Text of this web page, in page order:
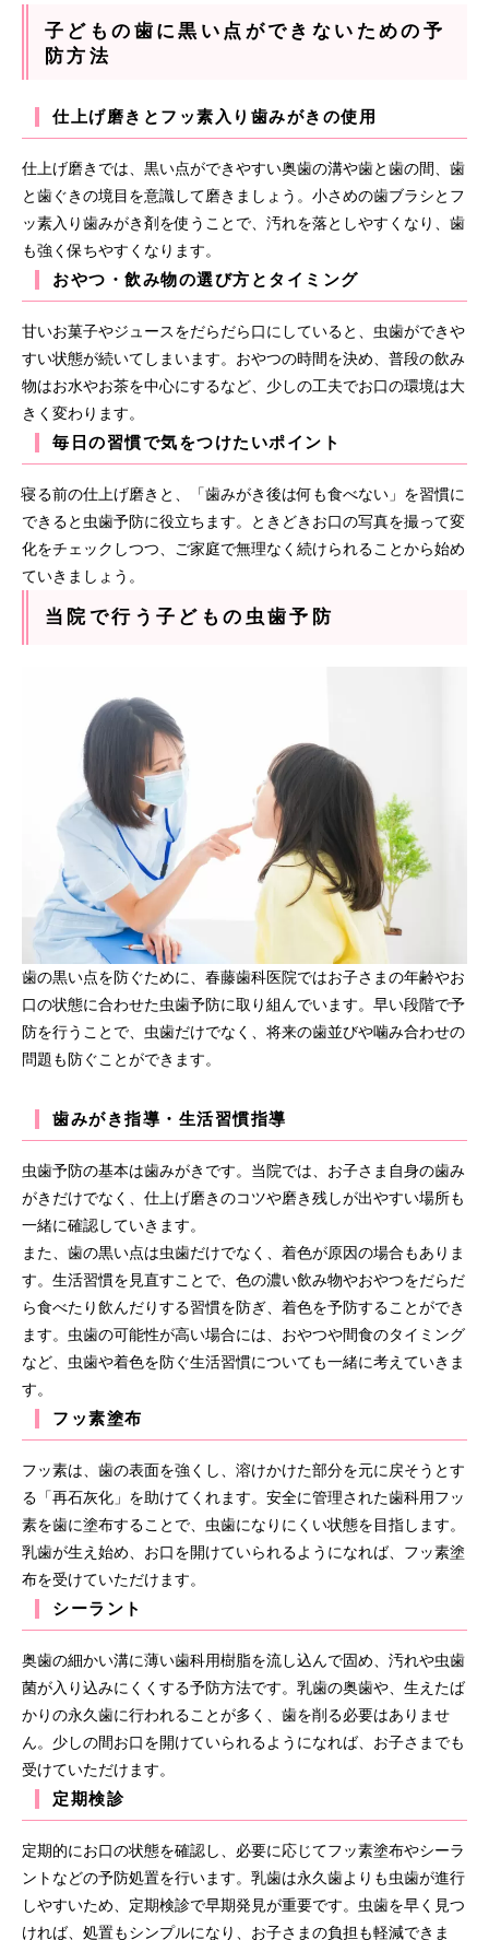
子どもの歯に黒い点ができないための予
防方法
仕上げ磨きとフッ素入り歯みがきの使用
仕上げ磨きでは、黒い点ができやすい奥歯の溝や歯と歯の間、歯
と歯ぐきの境目を意識して磨きましょう。小さめの歯ブラシとフ
ッ素入り歯みがき剤を使うことで、汚れを落としやすくなり、歯
も強く保ちやすくなります。
おやつ・飲み物の選び方とタイミング
甘いお菓子やジュースをだらだら口にしていると、虫歯ができや
すい状態が続いてしまいます。おやつの時間を決め、普段の飲み
物はお水やお茶を中心にするなど、少しの工夫でお口の環境は大
きく変わります。
毎日の習慣で気をつけたいポイント
寝る前の仕上げ磨きと、「歯みがき後は何も食べない」を習慣に
できると虫歯予防に役立ちます。ときどきお口の写真を撮って変
化をチェックしつつ、ご家庭で無理なく続けられることから始め
ていきましょう。
当院で行う子どもの虫歯予防
歯の黒い点を防ぐために、春藤歯科医院ではお子さまの年齢やお
口の状態に合わせた虫歯予防に取り組んでいます。早い段階で予
防を行うことで、虫歯だけでなく、将来の歯並びや噛み合わせの
問題も防ぐことができます。
歯みがき指導・生活習慣指導
虫歯予防の基本は歯みがきです。当院では、お子さま自身の歯み
がきだけでなく、仕上げ磨きのコツや磨き残しが出やすい場所も
一緒に確認していきます。
また、歯の黒い点は虫歯だけでなく、着色が原因の場合もありま
す。生活習慣を見直すことで、色の濃い飲み物やおやつをだらだ
ら食べたり飲んだりする習慣を防ぎ、着色を予防することができ
ます。虫歯の可能性が高い場合には、おやつや間食のタイミング
など、虫歯や着色を防ぐ生活習慣についても一緒に考えていきま
す。
フッ素塗布
フッ素は、歯の表面を強くし、溶けかけた部分を元に戻そうとす
る「再石灰化」を助けてくれます。安全に管理された歯科用フッ
素を歯に塗布することで、虫歯になりにくい状態を目指します。
乳歯が生え始め、お口を開けていられるようになれば、フッ素塗
布を受けていただけます。
シーラント
奥歯の細かい溝に薄い歯科用樹脂を流し込んで固め、汚れや虫歯
菌が入り込みにくくする予防方法です。乳歯の奥歯や、生えたば
かりの永久歯に行われることが多く、歯を削る必要はありませ
ん。少しの間お口を開けていられるようになれば、お子さまでも
受けていただけます。
定期検診
定期的にお口の状態を確認し、必要に応じてフッ素塗布やシーラ
ントなどの予防処置を行います。乳歯は永久歯よりも虫歯が進行
しやすいため、定期検診で早期発見が重要です。虫歯を早く見つ
ければ、処置もシンプルになり、お子さまの負担も軽減できま